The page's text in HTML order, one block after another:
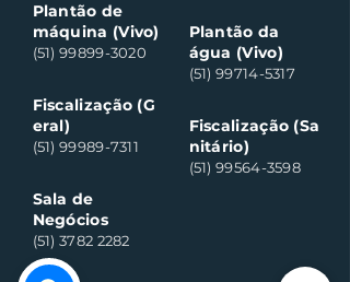
Plantão de
máquina (Vivo)
(51) 99899-3020
Fiscalização (G
eral)
(51) 99989-7311
Sala de
Negócios
(51) 3782 2282
Plantão da
água (Vivo)
(51) 99714-5317
Fiscalização (Sa
nitário)
(51) 99564-3598